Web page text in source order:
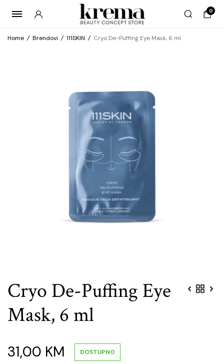
0
Home / Brendovi / 111SKIN / Cryo De-Puffing Eye Mask, 6 ml
Cryo De-Puffing Eye
Mask, 6 ml
31,00 KM DOSTUPNO